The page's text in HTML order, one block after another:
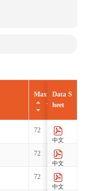
Max CLK（MHz
72
72
72
Data S
heet
中文
中文
中文